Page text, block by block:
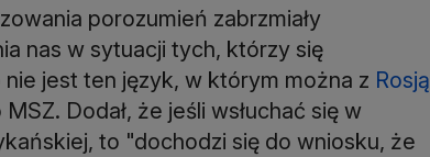
porozumień zabrzmiały
nas w sytuacji tych, którzy się
nie jest ten język, w którym można z Rosją
Dodał, że jeśli wsłuchać się w
to "dochodzi się do wniosku, że